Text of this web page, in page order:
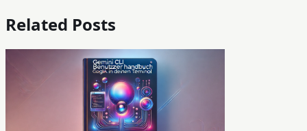
Related Posts